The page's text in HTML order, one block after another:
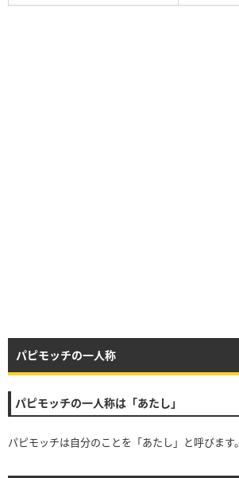
パピモッチの一人称
パピモッチの一人称は「あたし」
パピモッチは自分のことを「あたし」と呼びます。